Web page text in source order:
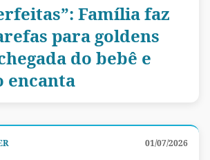
Família faz
para goldens
do bebê e
encanta
01/07/2026